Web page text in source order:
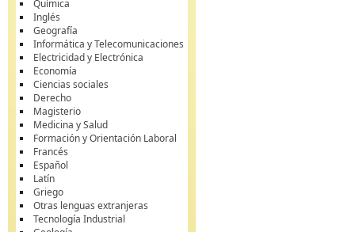
Química
Inglés
Geografía
Informática y Telecomunicaciones
Electricidad y Electrónica
Economía
Ciencias sociales
Derecho
Magisterio
Medicina y Salud
Formación y Orientación Laboral
Francés
Español
Latín
Griego
Otras lenguas extranjeras
Tecnología Industrial